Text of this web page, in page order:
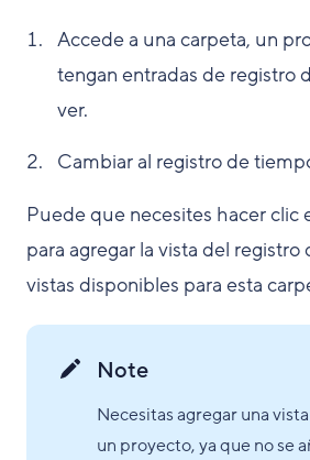
Accede a una carpeta, un
tengan entradas de registro
ver.
Cambiar al registro de
Puede que necesites hacer clic
para agregar la vista del
vistas disponibles para esta
Note
Necesitas agregar una
un proyecto, ya que no se